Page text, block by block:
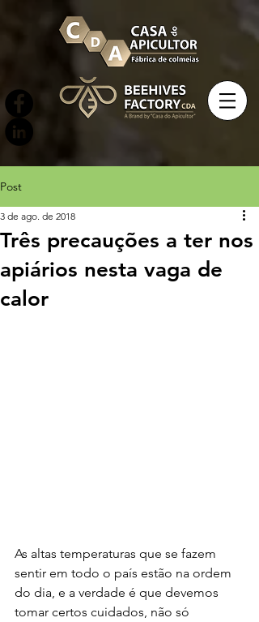
Post
Três precauções a ter nos
apiários nesta vaga de
calor
3 de ago. de 2018
As altas temperaturas que se fazem
sentir em todo o país estão na ordem
do dia, e a verdade é que devemos
tomar certos cuidados, não só